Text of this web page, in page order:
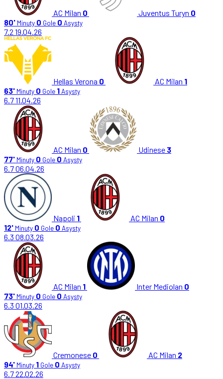
AC Milan 0 Juventus Turyn 0
80' Minuty 0 Gole 0 Asysty
7.2 19.04.26
Hellas Verona 0 AC Milan 1
63' Minuty 0 Gole 1Asysty
6.711.04.26
AC Milan 0 Udinese 3
77' Minuty 0 Gole 0 Asysty
6.706.04.26
Napoli 1 AC Milan 0
12' Minuty 0 Gole 0 Asysty
6.3 08.03.26
AC Milan 1 Inter Mediolan 0
73' Minuty 0 Gole 0 Asysty
6.3 01.03.26
Cremonese 0 AC Milan 2
94' Minuty 1 Gole 0 Asysty
6.722.02.26